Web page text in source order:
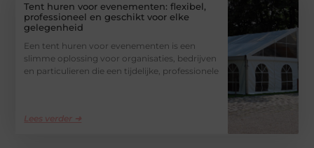
Tent huren voor evenementen: flexibel,
professioneel en geschikt voor elke
gelegenheid
Een tent huren voor evenementen is een
slimme oplossing voor organisaties, bedrijven
en particulieren die een tijdelijke, professionele
Lees verder ➜